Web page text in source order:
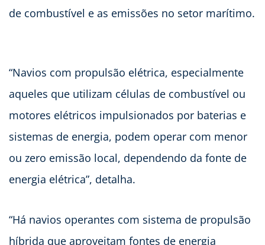
de combustível e as emissões no setor marítimo.
“Navios com propulsão elétrica, especialmente
aqueles que utilizam células de combustível ou
motores elétricos impulsionados por baterias e
sistemas de energia, podem operar com menor
ou zero emissão local, dependendo da fonte de
energia elétrica”, detalha.
“Há navios operantes com sistema de propulsão
híbrida que aproveitam fontes de energia